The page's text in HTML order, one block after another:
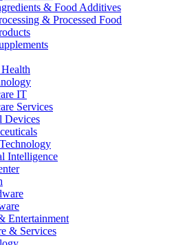
& Food Additives
& Processed Food
IT
Services
Devices
Intelligence
Entertainment
& Services